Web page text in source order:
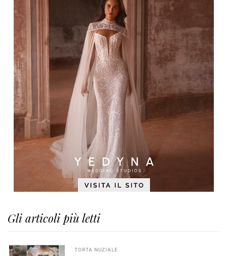
Gli articoli più letti
TORTA NUZIALE